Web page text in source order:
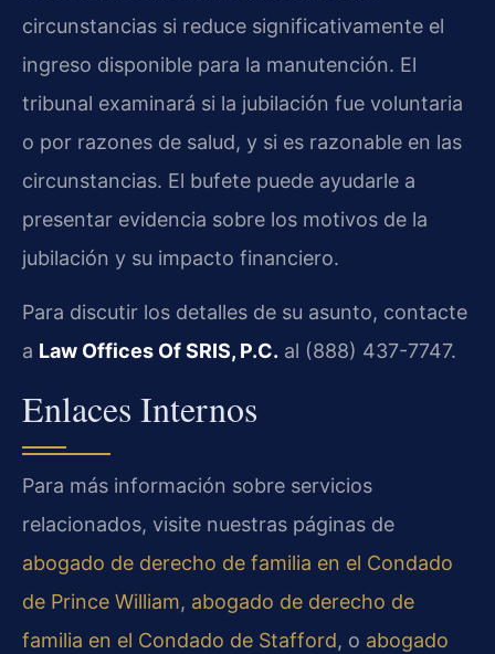
circunstancias si reduce significativamente el
ingreso disponible para la manutención. El
tribunal examinará si la jubilación fue voluntaria
o por razones de salud, y si es razonable en las
circunstancias. El bufete puede ayudarle a
presentar evidencia sobre los motivos de la
jubilación y su impacto financiero.
Para discutir los detalles de su asunto, contacte
a Law Offices Of SRIS, P.C. al (888) 437-7747.
Enlaces Internos
Para más información sobre servicios
relacionados, visite nuestras páginas de
abogado de derecho de familia en el Condado
de Prince William, abogado de derecho de
familia en el Condado de Stafford, o abogado